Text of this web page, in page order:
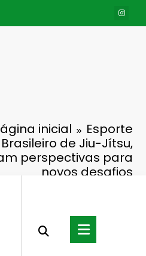
inicial
Esporte
de Jiu-Jítsu,
perspectivas para
novos desafios